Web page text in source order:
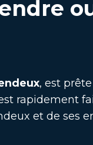
, est
rapidement
et de ses